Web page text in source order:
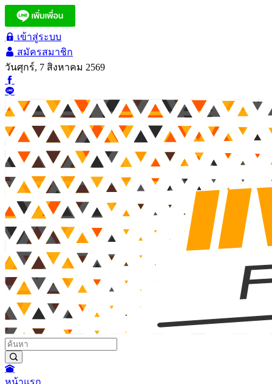
เข้าสู่ระบบ
สมัครสมาชิก
วันศุกร์, 7 สิงหาคม 2569
หน้าแรก